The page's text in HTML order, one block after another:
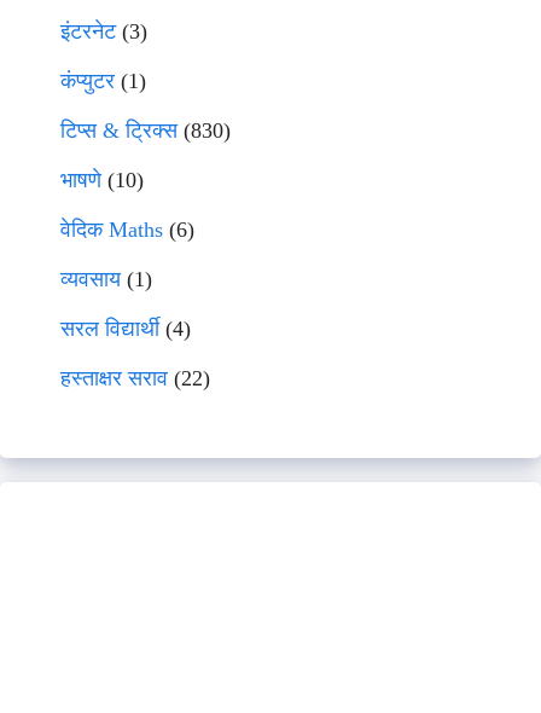
इंटरनेट(3)
कंप्युटर (1)
टिप्स & ट्रिक्स(830)
भाषणे(10)
वेदिक Maths (6)
व्यवसाय(1)
सरल विद्यार्थी(4)
हस्ताक्षर सराव (22)